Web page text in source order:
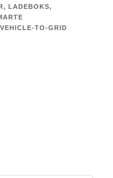
, LADEBOKS,
VEHICLE-TO-GRID